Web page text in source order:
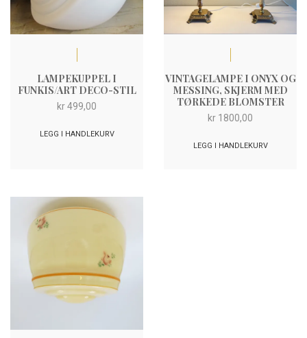
LAMPEKUPPEL I
FUNKIS/ART DECO-STIL
kr499,00
LEGG I HANDLEKURV
VINTAGELAMPE I ONYX OG
MESSING, SKJERM MED
TØRKEDE BLOMSTER
kr 1800,00
LEGG I HANDLEKURV